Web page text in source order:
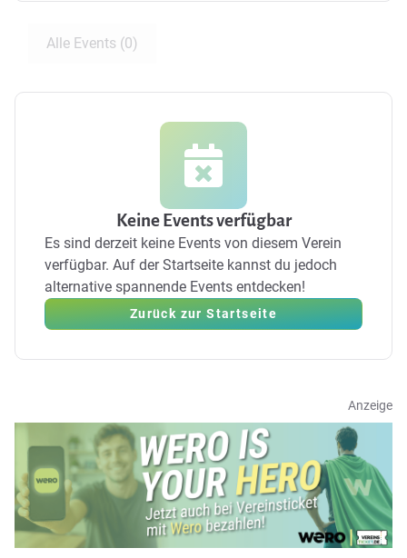
Alle Events (0)
Keine Events verfügbar
Es sind derzeit keine Events von diesem Verein
verfügbar. Auf der Startseite kannst du jedoch
alternative spannende Events entdecken!
Zurück zur Startseite
Anzeige